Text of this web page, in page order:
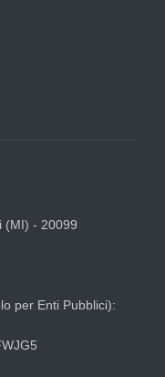
(MI) - 20099
per Enti Pubblici):